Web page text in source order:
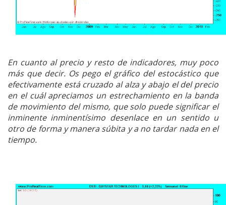
En cuanto al precio y resto de indicadores, muy poco
más que decir. Os pego el gráfico del estocástico que
efectivamente está cruzado al alza y abajo el del precio
en el cuál apreciamos un estrechamiento en la banda
de movimiento del mismo, que solo puede significar el
inminente inminentísimo desenlace en un sentido u
otro de forma y manera súbita y a no tardar nada en el
tiempo.